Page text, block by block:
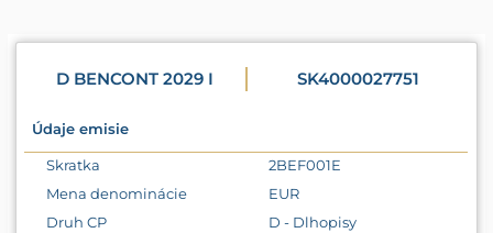
D BENCONT 2029 I SK4000027751
Údaje emisie
Skratka
2BEF001E
Mena denominácie
EUR
Druh CP
D - Dlhopisy